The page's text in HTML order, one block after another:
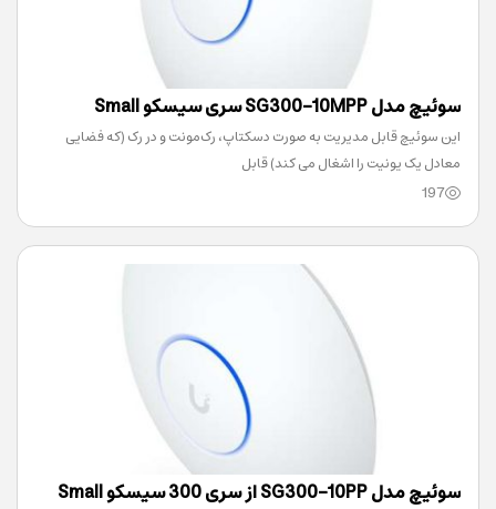
سوئیچ مدل SG300-10MPP سری سیسکو Small
Business
این سوئیچ قابل مدیریت به صورت دسکتاپ، رک‌مونت و در رک (که فضایی
معادل یک یونیت را اشغال می کند) قابل
197
سوئیچ مدل SG300-10PP از سری 300 سیسکو Small